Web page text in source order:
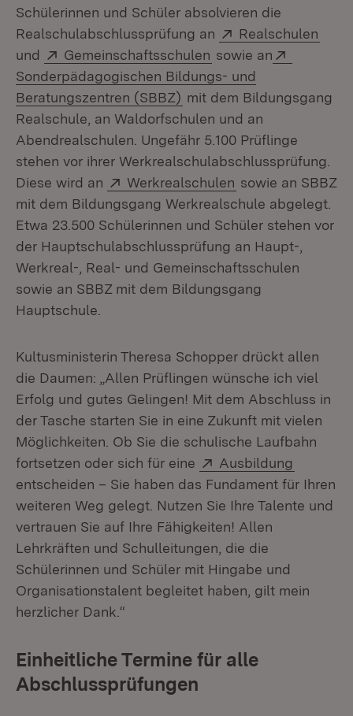
Schülerinnen und Schüler absolvieren die
Realschulabschlussprüfung an
Extern:
Realschulen
und
Extern:
Gemeinschaftsschulen (Öffnet in neuem
sowie an
Sonderpädagogischen Bildungs- und
Beratungszentren (SBBZ) (Öffnet in neuem Fenster)
mit dem Bildungsgang
Realschule, an Waldorfschulen und an
Abendrealschulen. Ungefähr 5.100 Prüflinge
stehen vor ihrer Werkrealschulabschlussprüfung.
Diese wird an
Extern:
Werkrealschulen (Öffnet in neuem
sowie an SBBZ
mit dem Bildungsgang Werkrealschule abgelegt.
Etwa 23.500 Schülerinnen und Schüler stehen vor
der Hauptschulabschlussprüfung an Haupt-,
Werkreal-, Real- und Gemeinschaftsschulen
sowie an SBBZ mit dem Bildungsgang
Hauptschule.
Kultusministerin Theresa Schopper drückt allen
die Daumen: „Allen Prüflingen wünsche ich viel
Erfolg und gutes Gelingen! Mit dem Abschluss in
der Tasche starten Sie in eine Zukunft mit vielen
Möglichkeiten. Ob Sie die schulische Laufbahn
fortsetzen oder sich für eine
Extern:
Ausbildung
entscheiden – Sie haben das Fundament für Ihren
weiteren Weg gelegt. Nutzen Sie Ihre Talente und
vertrauen Sie auf Ihre Fähigkeiten! Allen
Lehrkräften und Schulleitungen, die die
Schülerinnen und Schüler mit Hingabe und
Organisationstalent begleitet haben, gilt mein
herzlicher Dank.“
Einheitliche Termine für alle
Abschlussprüfungen